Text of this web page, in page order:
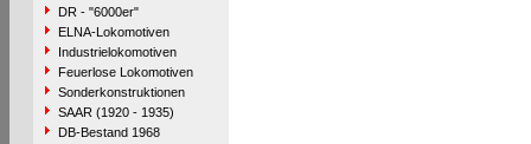
DR - "6000er"
ELNA-Lokomotiven
Industrielokomotiven
Feuerlose Lokomotiven
Sonderkonstruktionen
SAAR (1920 - 1935)
DB-Bestand 1968